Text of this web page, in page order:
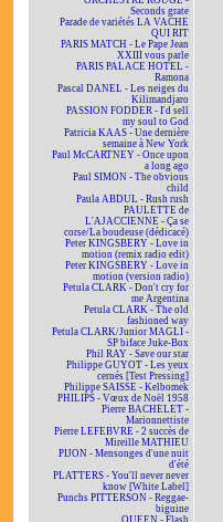
Seconds grate
Parade de variétés LA VACHE
QUI RIT
PARIS MATCH - Le Pape Jean
XXIII vous parle
PARIS PALACE HOTEL -
Ramona
Pascal DANEL - Les neiges du
Kilimandjaro
PASSION FODDER - I'd sell
my soul to God
Patricia KAAS - Une dernière
semaine à New York
Paul McCARTNEY - Once upon
a long ago
Paul SIMON - The obvious
child
Paula ABDUL - Rush rush
PAULETTE de
L'AJACCIENNE - Ça se
corse/La boudeuse (dédicacé)
Peter KINGSBERY - Love in
motion (remix radio edit)
Peter KINGSBERY - Love in
motion (version radio)
Petula CLARK - Don't cry for
me Argentina
Petula CLARK - The old
fashioned way
Petula CLARK/Junior MAGLI -
SP biface Juke-Box
Phil RAY - Save our star
Philippe GUYOT - Les yeux
cernés [Test Pressing]
Philippe SAISSE - Kelbomek
PHILIPS - Vœux de Noël 1958
Pierre BACHELET -
Marionnettiste
Pierre LEFEBVRE - 2 succès de
Mireille MATHIEU
PIJON - Mensonges d'une nuit
d'été
PLATTERS - You'll never never
know [White Label]
Punchs PITTERSON - Reggae-
biguine
QUEEN - Flash